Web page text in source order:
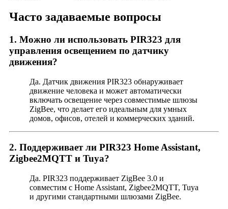
Часто задаваемые вопросы
1. Можно ли использовать PIR323 для
управления освещением по датчику
движения?
Да. Датчик движения PIR323 обнаруживает
движение человека и может автоматически
включать освещение через совместимые шлюзы
ZigBee, что делает его идеальным для умных
домов, офисов, отелей и коммерческих зданий.
2. Поддерживает ли PIR323 Home Assistant,
Zigbee2MQTT и Tuya?
Да. PIR323 поддерживает ZigBee 3.0 и
совместим с Home Assistant, Zigbee2MQTT, Tuya
и другими стандартными шлюзами ZigBee.